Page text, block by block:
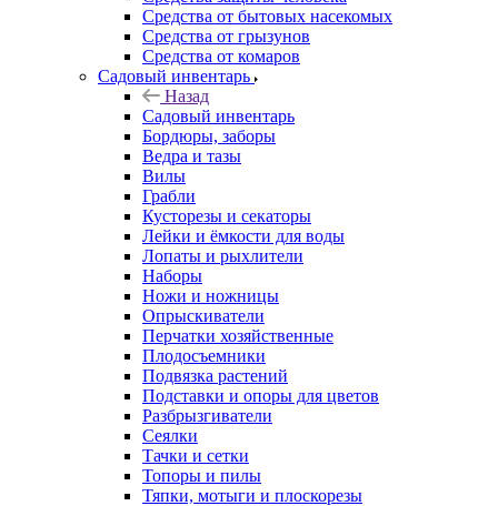
Средства от бытовых насекомых
Средства от грызунов
Средства от комаров
Садовый инвентарь
Назад
Садовый инвентарь
Бордюры, заборы
Ведра и тазы
Вилы
Грабли
Кусторезы и секаторы
Лейки и ёмкости для воды
Лопаты и рыхлители
Наборы
Ножи и ножницы
Опрыскиватели
Перчатки хозяйственные
Плодосъемники
Подвязка растений
Подставки и опоры для цветов
Разбрызгиватели
Сеялки
Тачки и сетки
Топоры и пилы
Тяпки, мотыги и плоскорезы